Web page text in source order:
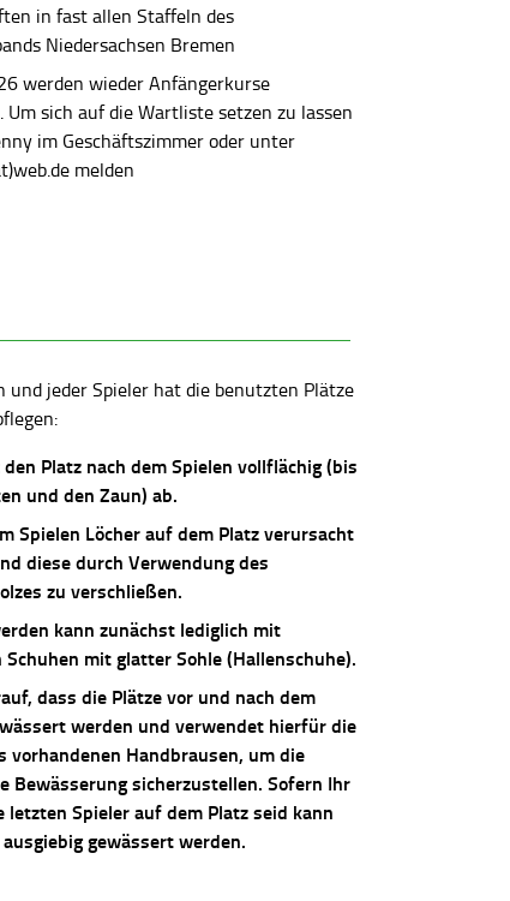
in fast allen Staffeln des
Niedersachsen Bremen
werden wieder Anfängerkurse
Um sich auf die Wartliste setzen zu lassen
im Geschäftszimmer oder unter
melden
und jeder Spieler hat die benutzten Plätze
Platz nach dem Spielen vollflächig (bis
und den Zaun) ab.
Spielen Löcher auf dem Platz verursacht
diese durch Verwendung des
zu verschließen.
kann zunächst lediglich mit
mit glatter Sohle (Hallenschuhe).
dass die Plätze vor und nach dem
werden und verwendet hierfür die
vorhandenen Handbrausen, um die
Bewässerung sicherzustellen. Sofern Ihr
letzten Spieler auf dem Platz seid kann
gewässert werden.